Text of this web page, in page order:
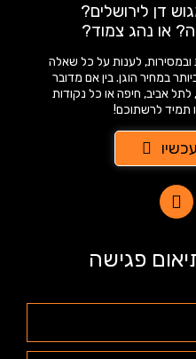
דן לירושלים?
או נהג צמוד?
לענות על כל שאלה
במחיר הוגן. בין אם מדובר
לתל אביב, חיפה או כל נקודות
תמיד לרשתוכם!
פגישה